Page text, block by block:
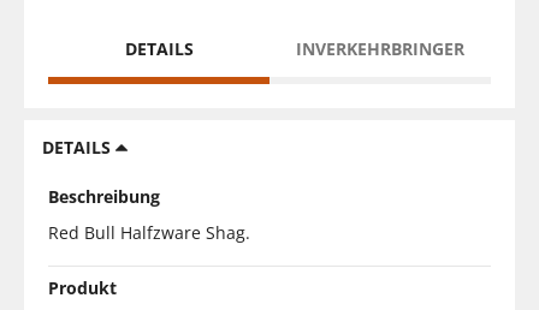
DETAILS INVERKEHRBRINGER
DETAILS
Beschreibung
Red Bull Halfzware Shag.
Produkt